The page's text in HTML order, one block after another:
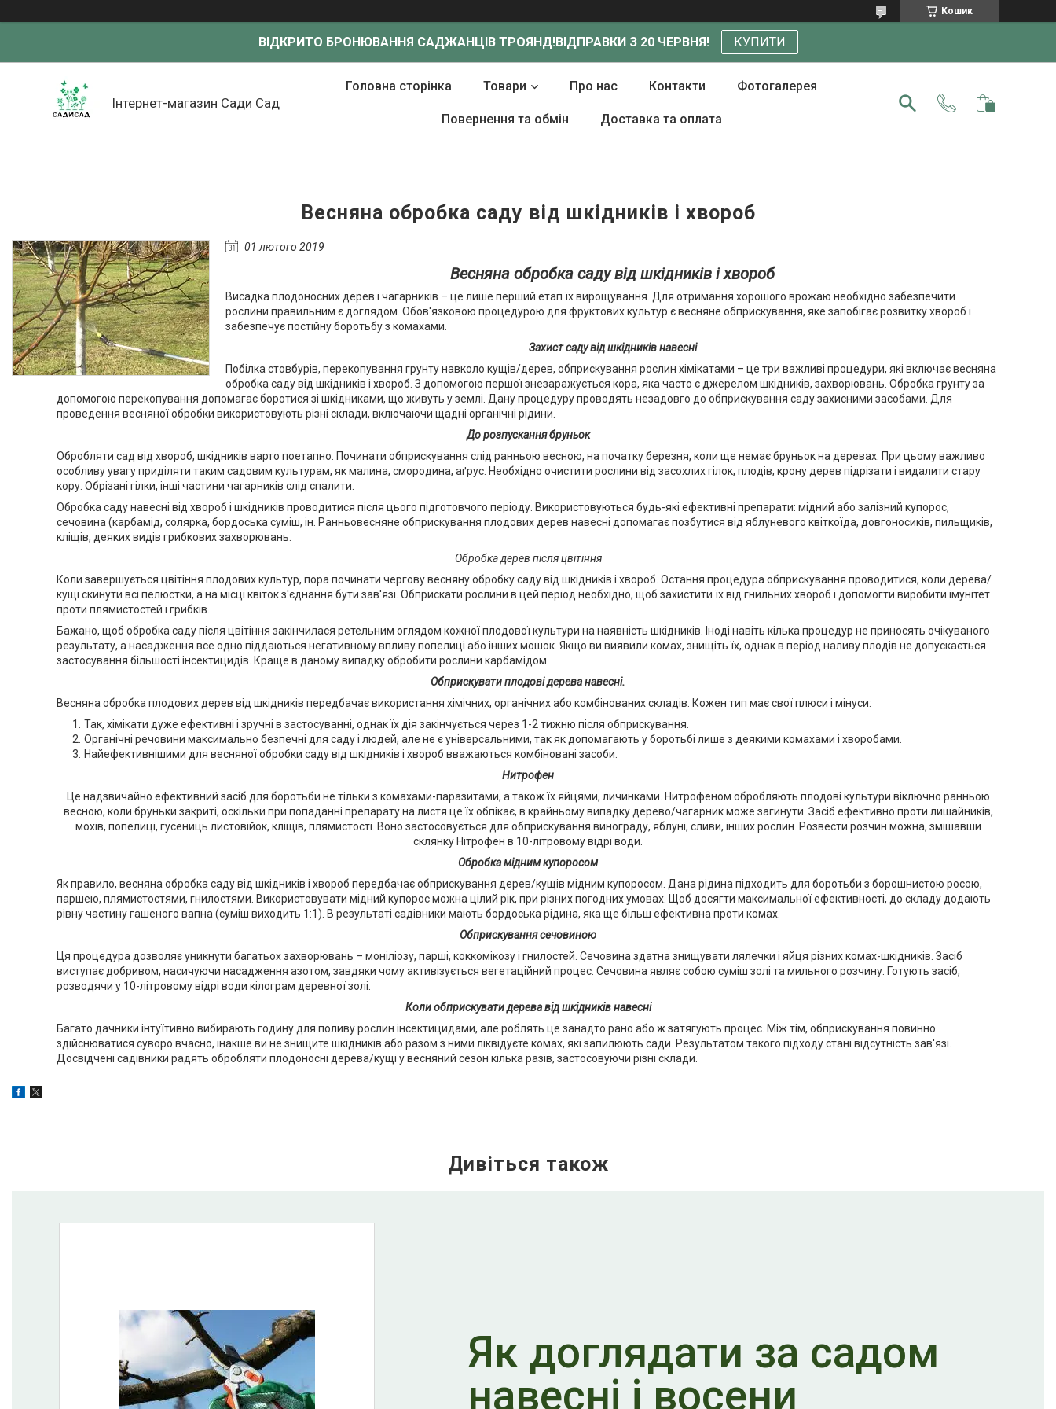
Кошик
ВІДКРИТО БРОНЮВАННЯ САДЖАНЦІВ ТРОЯНД!ВІДПРАВКИ З 20 ЧЕРВНЯ! КУПИТИ
Інтернет-магазин Сади Сад
Головна сторінка Товари Про нас Контакти Фотогалерея
Повернення та обмін Доставка та оплата
Весняна обробка саду від шкідників і хвороб
01 лютого 2019
Весняна обробка саду від шкідників і хвороб
Висадка плодоносних дерев і чагарників – це лише перший етап їх вирощування. Для отримання хорошого врожаю необхідно забезпечити
рослини правильним є доглядом. Обов'язковою процедурою для фруктових культур є весняне обприскування, яке запобігає розвитку хвороб і
забезпечує постійну боротьбу з комахами.
Захист саду від шкідників навесні
Побілка стовбурів, перекопування грунту навколо кущів/дерев, обприскування рослин хімікатами – це три важливі процедури, які включає весняна
обробка саду від шкідників і хвороб. З допомогою першої знезаражується кора, яка часто є джерелом шкідників, захворювань. Обробка грунту за
допомогою перекопування допомагає боротися зі шкідниками, що живуть у землі. Дану процедуру проводять незадовго до обприскування саду захисними засобами. Для
проведення весняної обробки використовують різні склади, включаючи щадні органічні рідини.
До розпускання бруньок
Обробляти сад від хвороб, шкідників варто поетапно. Починати обприскування слід ранньою весною, на початку березня, коли ще немає бруньок на деревах. При цьому важливо
особливу увагу приділяти таким садовим культурам, як малина, смородина, аґрус. Необхідно очистити рослини від засохлих гілок, плодів, крону дерев підрізати і видалити стару
кору. Обрізані гілки, інші частини чагарників слід спалити.
Обробка саду навесні від хвороб і шкідників проводитися після цього підготовчого періоду. Використовуються будь-які ефективні препарати: мідний або залізний купорос,
сечовина (карбамід, солярка, бордоська суміш, ін. Ранньовесняне обприскування плодових дерев навесні допомагає позбутися від яблуневого квіткоїда, довгоносиків, пильщиків,
кліщів, деяких видів грибкових захворювань.
Обробка дерев після цвітіння
Коли завершується цвітіння плодових культур, пора починати чергову весняну обробку саду від шкідників і хвороб. Остання процедура обприскування проводитися, коли дерева/
кущі скинути всі пелюстки, а на місці квіток з'єднання бути зав'язі. Обприскати рослини в цей період необхідно, щоб захистити їх від гнильних хвороб і допомогти виробити імунітет
проти плямистостей і грибків.
Бажано, щоб обробка саду після цвітіння закінчилася ретельним оглядом кожної плодової культури на наявність шкідників. Іноді навіть кілька процедур не приносять очікуваного
результату, а насадження все одно піддаються негативному впливу попелиці або інших мошок. Якщо ви виявили комах, знищіть їх, однак в період наливу плодів не допускається
застосування більшості інсектицидів. Краще в даному випадку обробити рослини карбамідом.
Обприскувати плодові дерева навесні.
Весняна обробка плодових дерев від шкідників передбачає використання хімічних, органічних або комбінованих складів. Кожен тип має свої плюси і мінуси:
Так, хімікати дуже ефективні і зручні в застосуванні, однак їх дія закінчується через 1-2 тижню після обприскування.
Органічні речовини максимально безпечні для саду і людей, але не є універсальними, так як допомагають у боротьбі лише з деякими комахами і хворобами.
Найефективнішими для весняної обробки саду від шкідників і хвороб вважаються комбіновані засоби.
Нитрофен
Це надзвичайно ефективний засіб для боротьби не тільки з комахами-паразитами, а також їх яйцями, личинками. Нитрофеном обробляють плодові культури віключно ранньою
весною, коли бруньки закриті, оскільки при попаданні препарату на листя це їх обпікає, в крайньому випадку дерево/чагарник може загинути. Засіб ефективно проти лишайників,
мохів, попелиці, гусениць листовійок, кліщів, плямистості. Воно застосовується для обприскування винограду, яблуні, сливи, інших рослин. Розвести розчин можна, змішавши
склянку Нітрофен в 10-літровому відрі води.
Обробка мідним купоросом
Як правило, весняна обробка саду від шкідників і хвороб передбачає обприскування дерев/кущів мідним купоросом. Дана рідина підходить для боротьби з борошнистою росою,
паршею, плямистостями, гнилостями. Використовувати мідний купорос можна цілий рік, при різних погодних умовах. Щоб досягти максимальної ефективності, до складу додають
рівну частину гашеного вапна (суміш виходить 1:1). В результаті садівники мають бордоська рідина, яка ще більш ефективна проти комах.
Обприскування сечовиною
Ця процедура дозволяє уникнути багатьох захворювань – моніліозу, парші, коккомікозу і гнилостей. Сечовина здатна знищувати лялечки і яйця різних комах-шкідників. Засіб
виступає добривом, насичуючи насадження азотом, завдяки чому активізується вегетаційний процес. Сечовина являє собою суміш золі та мильного розчину. Готують засіб,
розводячи у 10-літровому відрі води кілограм деревної золі.
Коли обприскувати дерева від шкідників навесні
Багато дачники інтуїтивно вибирають годину для поливу рослин інсектицидами, але роблять це занадто рано або ж затягують процес. Між тім, обприскування повинно
здійснюватися суворо вчасно, інакше ви не знищите шкідників або разом з ними ліквідуєте комах, які запилюють сади. Результатом такого підходу стані відсутність зав'язі.
Досвідчені садівники радять обробляти плодоносні дерева/кущі у весняний сезон кілька разів, застосовуючи різні склади.
Як доглядати за садом
навесні і восени